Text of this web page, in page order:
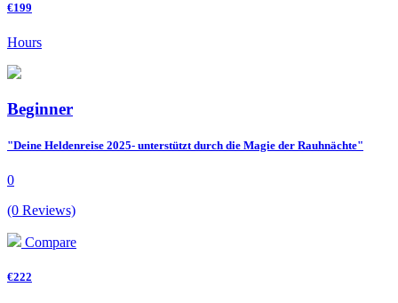
€199
Hours
Beginner
"Deine Heldenreise 2025- unterstützt durch die Magie der Rauhnächte"
0
(0 Reviews)
Compare
€222